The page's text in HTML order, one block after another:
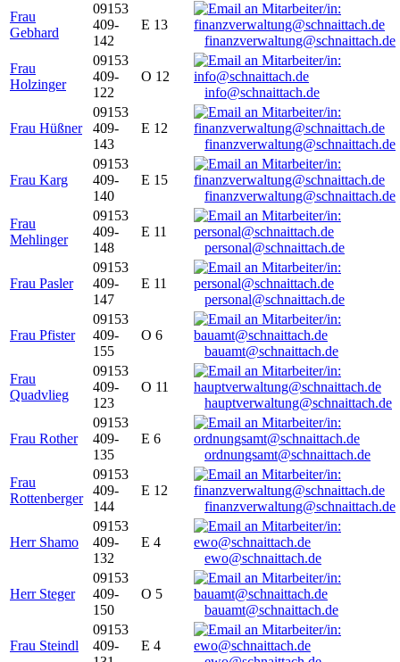
Frau
Gebhard
09153
409-
142
E 13
finanzverwaltung@schnaittach.de
Frau
Holzinger
09153
409-
122
O 12
info@schnaittach.de
Frau Hüßner
09153
409-
143
E 12
finanzverwaltung@schnaittach.de
Frau Karg
09153
409-
140
E 15
finanzverwaltung@schnaittach.de
Frau
Mehlinger
09153
409-
148
E 11
personal@schnaittach.de
Frau Pasler
09153
409-
147
E 11
personal@schnaittach.de
Frau Pfister
09153
409-
155
O 6
bauamt@schnaittach.de
Frau
Quadvlieg
09153
409-
123
O 11
hauptverwaltung@schnaittach.de
Frau Rother
09153
409-
135
E 6
ordnungsamt@schnaittach.de
Frau
Rottenberger
09153
409-
144
E 12
finanzverwaltung@schnaittach.de
Herr Shamo
09153
409-
132
E 4
ewo@schnaittach.de
Herr Steger
09153
409-
150
O 5
bauamt@schnaittach.de
Frau Steindl
09153
409-
E 4